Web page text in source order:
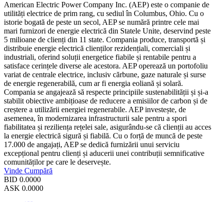
American Electric Power Company Inc. (AEP) este o companie de
utilități electrice de prim rang, cu sediul în Columbus, Ohio. Cu o
istorie bogată de peste un secol, AEP se numără printre cele mai
mari furnizori de energie electrică din Statele Unite, deservind peste
5 milioane de clienți din 11 state. Compania produce, transportă și
distribuie energie electrică clienților rezidențiali, comerciali și
industriali, oferind soluții energetice fiabile și rentabile pentru a
satisface cerințele diverse ale acestora. AEP operează un portofoliu
variat de centrale electrice, inclusiv cărbune, gaze naturale și surse
de energie regenerabilă, cum ar fi energia eoliană și solară.
Compania se angajează să respecte principiile sustenabilității și și-a
stabilit obiective ambițioase de reducere a emisiilor de carbon și de
creștere a utilizării energiei regenerabile. AEP investește, de
asemenea, în modernizarea infrastructurii sale pentru a spori
fiabilitatea și reziliența rețelei sale, asigurându-se că clienții au acces
la energie electrică sigură și fiabilă. Cu o forță de muncă de peste
17.000 de angajați, AEP se dedică furnizării unui serviciu
excepțional pentru clienți și aducerii unei contribuții semnificative
comunităților pe care le deservește.
Vinde Cumpără
BID 0.0000
ASK 0.0000